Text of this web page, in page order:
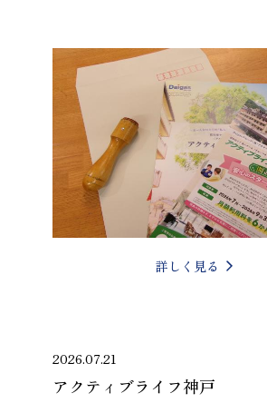
詳しく見る
2026.07.21
アクティブライフ神戸